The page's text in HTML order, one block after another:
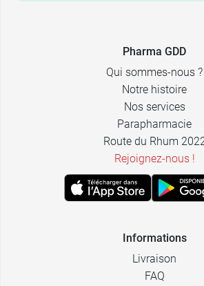
Pharma GDD
Qui sommes-nous ?
Notre histoire
Nos services
Parapharmacie
Route du Rhum
Rejoignez-nous !
Informations
Livraison
FAQ